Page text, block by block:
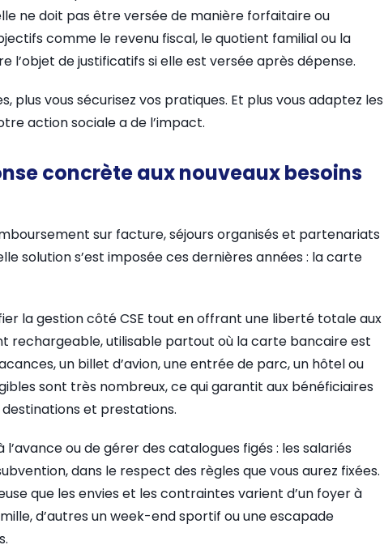
ne doit pas être versée de manière forfaitaire ou
comme le revenu fiscal, le quotient familial ou la
l’objet de justificatifs si elle est versée après dépense.
plus vous sécurisez vos pratiques. Et plus vous adaptez les
action sociale a de l’impact.
concrète aux nouveaux besoins
sur facture, séjours organisés et partenariats
solution s’est imposée ces dernières années : la carte
la gestion côté CSE tout en offrant une liberté totale aux
rechargeable, utilisable partout où la carte bancaire est
un billet d’avion, une entrée de parc, un hôtel ou
sont très nombreux, ce qui garantit aux bénéficiaires
et prestations.
ou de gérer des catalogues figés : les salariés
dans le respect des règles que vous aurez fixées.
que les envies et les contraintes varient d’un foyer à
d’autres un week-end sportif ou une escapade